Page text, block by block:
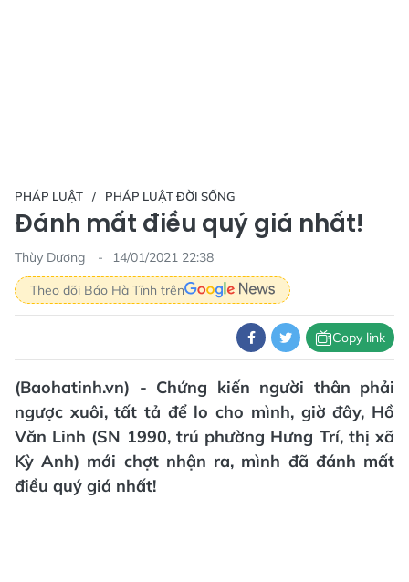
PHÁP LUẬT PHÁP LUẬT ĐỜI SỐNG
Đánh mất điều quý giá nhất!
Thùy Dương
14/01/2021 22:38
Theo dõi Báo Hà Tĩnh trên
Copy link
(Baohatinh.vn) - Chứng kiến người thân phải
ngược xuôi, tất tả để lo cho mình, giờ đây, Hồ
Văn Linh (SN 1990, trú phường Hưng Trí, thị xã
Kỳ Anh) mới chợt nhận ra, mình đã đánh mất
điều quý giá nhất!